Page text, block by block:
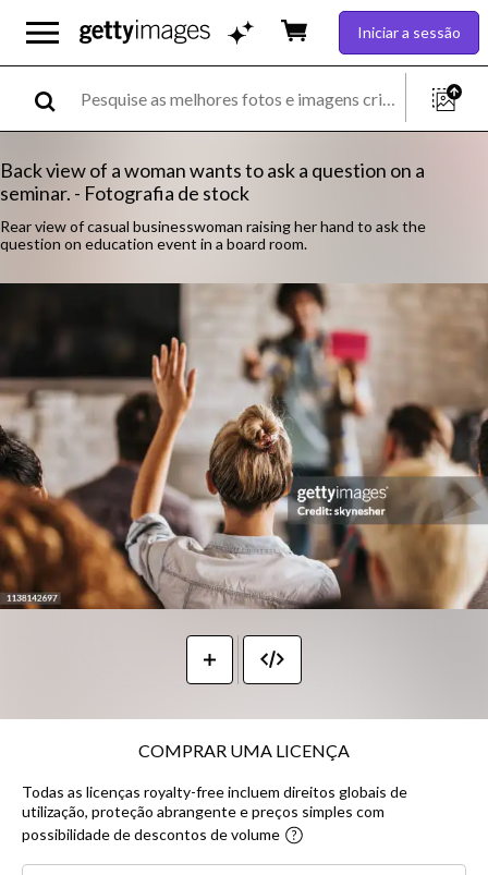
Iniciar a sessão
Back view of a woman wants to ask a question on a
seminar. - Fotografia de stock
Rear view of casual businesswoman raising her hand to ask the
question on education event in a board room.
COMPRAR UMA LICENÇA
Todas as licenças royalty-free incluem direitos globais de
utilização, proteção abrangente e preços simples com
possibilidade de descontos de volume